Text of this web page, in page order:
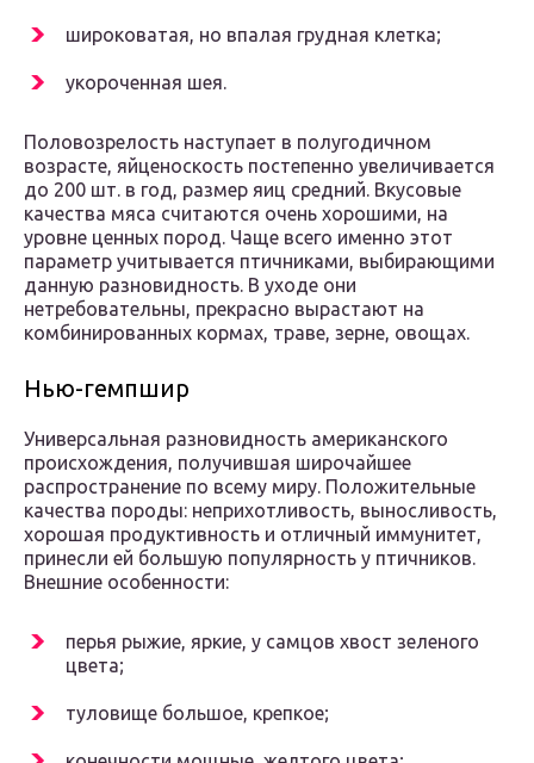
широковатая, но впалая грудная клетка;
укороченная шея.
Половозрелость наступает в полугодичном
возрасте, яйценоскость постепенно увеличивается
до 200 шт. в год, размер яиц средний. Вкусовые
качества мяса считаются очень хорошими, на
уровне ценных пород. Чаще всего именно этот
параметр учитывается птичниками, выбирающими
данную разновидность. В уходе они
нетребовательны, прекрасно вырастают на
комбинированных кормах, траве, зерне, овощах.
Нью-гемпшир
Универсальная разновидность американского
происхождения, получившая широчайшее
распространение по всему миру. Положительные
качества породы: неприхотливость, выносливость,
хорошая продуктивность и отличный иммунитет,
принесли ей большую популярность у птичников.
Внешние особенности:
перья рыжие, яркие, у самцов хвост зеленого
цвета;
туловище большое, крепкое;